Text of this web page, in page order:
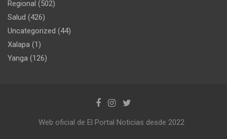
Regional (502)
Salud (426)
Uncategorized (44)
Xalapa (1)
Yanga (126)
Web oficial de El Portal Noticias desde 2022